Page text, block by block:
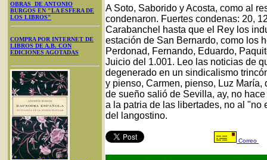
OBRAS DE ANTONIO
BURGOS EN "LA ESFERA DE
LOS LIBROS"
COMPRA POR INTERNET DE
LIBROS DE A.B. CON
EDICIONES AGOTADAS
A Soto, Saborido y Acosta, como al
condenaron. Fuertes condenas: 20,
Carabanchel hasta que el Rey los
estación de San Bernardo, como los
Perdonad, Fernando, Eduardo,
Juicio del 1.001. Leo las noticias de
degenerado en un sindicalismo
y pienso, Carmen, pienso, Luz
de sueño salió de Sevilla, ay, no
a la patria de las libertades, no al "no
del langostino.
Correo